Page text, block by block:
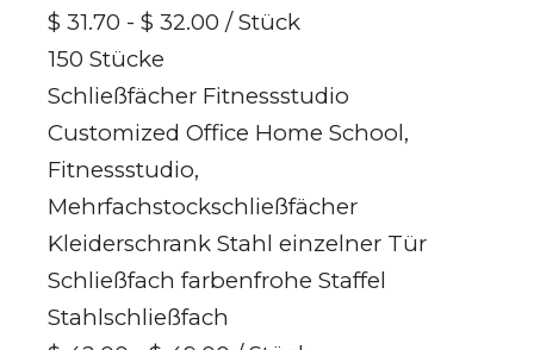
$ 31.70 - $ 32.00 / Stück
150 Stücke
Schließfächer Fitnessstudio
Customized Office Home School,
Fitnessstudio,
Mehrfachstockschließfächer
Kleiderschrank Stahl einzelner Tür
Schließfach farbenfrohe Staffel
Stahlschließfach